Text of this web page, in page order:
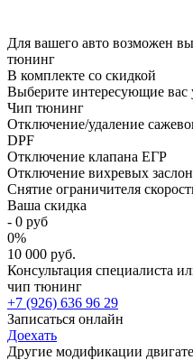
Для вашего авто возможен
тюнинг
В комплекте со скидкой
Выберите интересующие вас
Чип тюнинг
Отключение/удаление
DPF
Отключение клапана ЕГР
Отключение вихревых
Снятие ограничителя
Ваша скидка
- 0 руб
0%
10 000 руб.
Консультация специалиста
чип тюнинг
+7 (926) 636 96 29
Записаться онлайн
Доехать
Другие модификации